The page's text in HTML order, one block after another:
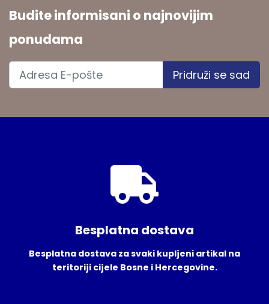
Budite informisani o najnovijim
ponudama
Pridruži se sad
Besplatna dostava
Besplatna dostava za svaki kupljeni artikal na
teritoriji cijele Bosne i Hercegovine.